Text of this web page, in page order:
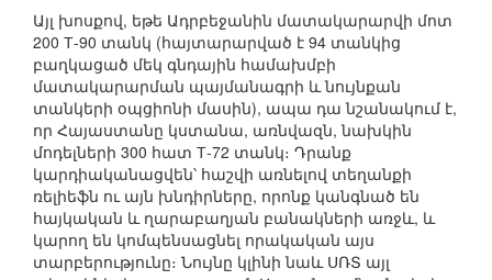
Այլ խոսքով, եթե Ադրբեջանին մատակարարվի մոտ
200 Т-90 տանկ (հայտարարված է 94 տանկից
բաղկացած մեկ գնդային համախմբի
մատակարարման պայմանագրի և նույնքան
տանկերի օպցիոնի մասին), ապա դա նշանակում է,
որ Հայաստանը կստանա, առնվազն, նախկին
մոդելների 300 հատ Т-72 տանկ։ Դրանք
կարդիականացվեն՝ հաշվի առնելով տեղանքի
ռելիեֆն ու այն խնդիրները, որոնք կանգնած են
հայկական և ղարաբաղյան բանակների առջև, և
կարող են կոմպենսացնել որակական այս
տարբերությունը։ Նույնը կլինի նաև ՍՌՏ այլ